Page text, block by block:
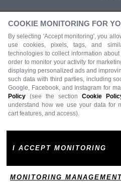
COOKIE MONITORING FOR
By selecting 'Accept monitoring', you
use cookies, pixels, tags, and
technologies to collect information
order to monitor your activity for
displaying personalized ads and
such data with third parties, including
Google, Facebook, and Instagram for
Policy (see the section Cookie
understand how we use your data for
cart features, and access).
I ACCEPT MONITORING
MONITORING